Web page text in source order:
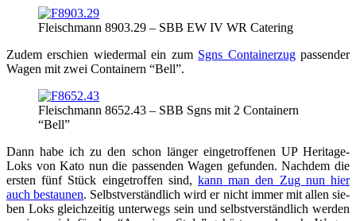
Fleisch­mann 8903.29 – SBB EW IV WR Catering
Zudem erschien wie­der­mal ein zum Sgns Con­tai­ner­zugpas­sen­der
Wagen mit zwei Con­tai­nern “Bell”.
Fleisch­mann 8652.43 – SBB Sgns mit 2 Con­tai­nern
“Bell”
Dann habe ich zu den schon län­ger ein­ge­trof­fe­nen UP Heri­ta­ge-
Loks von Kato nun die pas­sen­den Wagen gefun­den. Nach­dem die
ers­ten fünf Stück ein­ge­trof­fen sind, kann man den Zug nun hier
auch bestau­nen. Selbst­ver­ständ­lich wird er nicht immer mit allen sie­
ben Loks gleich­zei­tig unter­wegs sein und selbst­ver­ständ­lich wer­den